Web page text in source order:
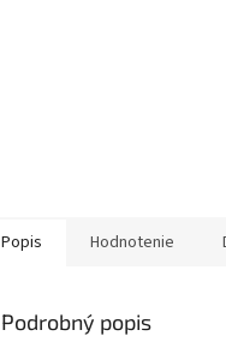
Popis Hodnotenie
Podrobný popis